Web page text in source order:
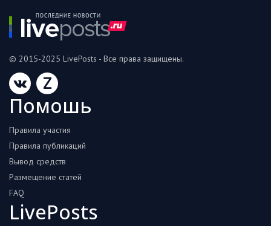
© 2015-2025 LivePosts - Все права защищены.
Z
Помошь
Правила участия
Правила публикаций
Вывод средств
Размещение статей
FAQ
LivePosts